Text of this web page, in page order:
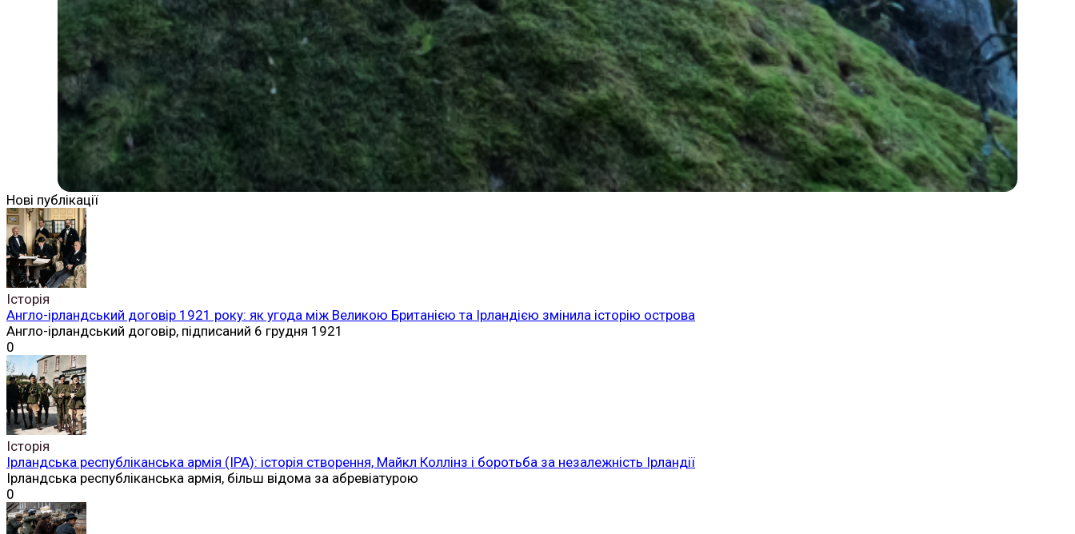
Нові публікації
Історія
Англо-ірландський договір 1921 року: як угода між Великою Британією та Ірландією змінила історію острова
Англо-ірландський договір, підписаний 6 грудня 1921
0
Історія
Ірландська республіканська армія (ІРА): історія створення, Майкл Коллінз і боротьба за незалежність Ірландії
Ірландська республіканська армія, більш відома за абревіатурою
0